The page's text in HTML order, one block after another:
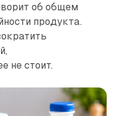
об общем
продукта.
не стоит.